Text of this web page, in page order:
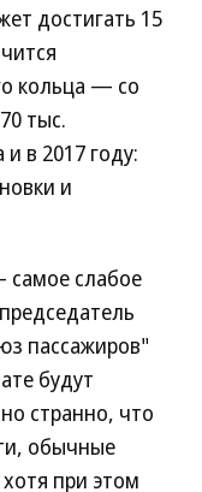
достигать 15
кольца — со
тыс.
в 2017 году:
и
слабое
пассажиров"
будут
странно, что
обычные
при этом